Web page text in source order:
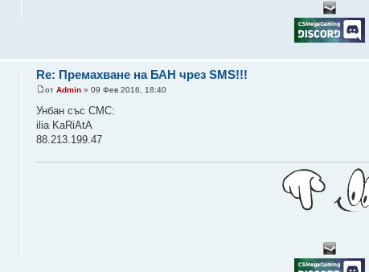
Re: Премахване на БАН чрез SMS!!!
отAdmin » 09 Фев 2016, 18:40
Унбан със СМС:
ilia KaRiAtA
88.213.199.47